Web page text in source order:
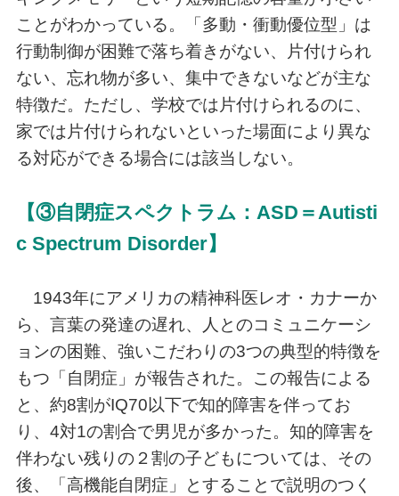
ことがわかっている。「多動・衝動優位型」は
行動制御が困難で落ち着きがない、片付けられ
ない、忘れ物が多い、集中できないなどが主な
特徴だ。ただし、学校では片付けられるのに、
家では片付けられないといった場面により異な
る対応ができる場合には該当しない。
【③自閉症スペクトラム：ASD＝Autisti
c Spectrum Disorder】
1943年にアメリカの精神科医レオ・カナーか
ら、言葉の発達の遅れ、人とのコミュニケーシ
ョンの困難、強いこだわりの3つの典型的特徴を
もつ「自閉症」が報告された。この報告による
と、約8割がIQ70以下で知的障害を伴ってお
り、4対1の割合で男児が多かった。知的障害を
伴わない残りの２割の子どもについては、その
後、「高機能自閉症」とすることで説明のつく